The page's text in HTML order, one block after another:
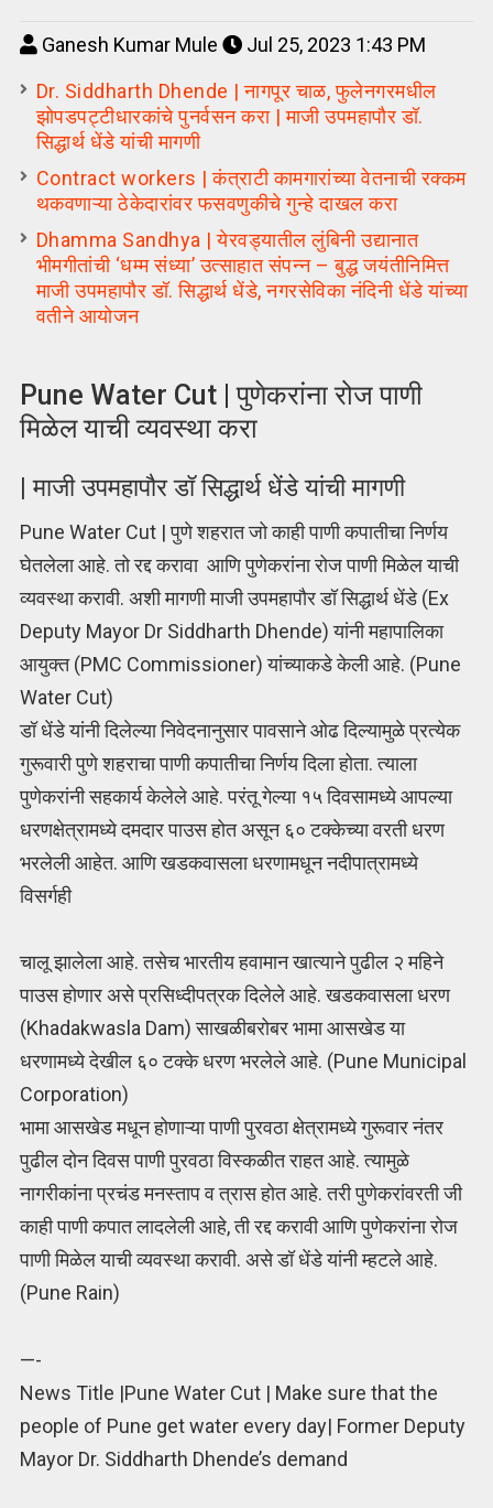
Ganesh Kumar Mule
Jul 25, 2023 1:43 PM
Dr. Siddharth Dhende | नागपूर चाळ, फुलेनगरमधील
झोपडपट्टीधारकांचे पुनर्वसन करा | माजी उपमहापौर डॉ.
सिद्धार्थ धेंडे यांची मागणी
Contract workers | कंत्राटी कामगारांच्या वेतनाची रक्कम
थकवणाऱ्या ठेकेदारांवर फसवणुकीचे गुन्हे दाखल करा
Dhamma Sandhya | येरवड्यातील लुंबिनी उद्यानात
भीमगीतांची ‘धम्म संध्या’ उत्साहात संपन्न – बुद्ध जयंतीनिमित्त
माजी उपमहापौर डॉ. सिद्धार्थ धेंडे, नगरसेविका नंदिनी धेंडे यांच्या
वतीने आयोजन
Pune Water Cut | पुणेकरांना रोज पाणी
मिळेल याची व्यवस्था करा
| माजी उपमहापौर डॉ सिद्धार्थ धेंडे यांची मागणी
Pune Water Cut | पुणे शहरात जो काही पाणी कपातीचा निर्णय
घेतलेला आहे. तो रद्द करावा आणि पुणेकरांना रोज पाणी मिळेल याची
व्यवस्था करावी. अशी मागणी माजी उपमहापौर डॉ सिद्धार्थ धेंडे (Ex
Deputy Mayor Dr Siddharth Dhende) यांनी महापालिका
आयुक्त (PMC Commissioner) यांच्याकडे केली आहे. (Pune
Water Cut)
डॉ धेंडे यांनी दिलेल्या निवेदनानुसार पावसाने ओढ दिल्यामुळे प्रत्येक
गुरूवारी पुणे शहराचा पाणी कपातीचा निर्णय दिला होता. त्याला
पुणेकरांनी सहकार्य केलेले आहे. परंतू गेल्या १५ दिवसामध्ये आपल्या
धरणक्षेत्रामध्ये दमदार पाउस होत असून ६० टक्केच्या वरती धरण
भरलेली आहेत. आणि खडकवासला धरणामधून नदीपात्रामध्ये
विसर्गही
चालू झालेला आहे. तसेच भारतीय हवामान खात्याने पुढील २ महिने
पाउस होणार असे प्रसिध्दीपत्रक दिलेले आहे. खडकवासला धरण
(Khadakwasla Dam) साखळीबरोबर भामा आसखेड या
धरणामध्ये देखील ६० टक्के धरण भरलेले आहे. (Pune Municipal
Corporation)
भामा आसखेड मधून होणाऱ्या पाणी पुरवठा क्षेत्रामध्ये गुरूवार नंतर
पुढील दोन दिवस पाणी पुरवठा विस्कळीत राहत आहे. त्यामुळे
नागरीकांना प्रचंड मनस्ताप व त्रास होत आहे. तरी पुणेकरांवरती जी
काही पाणी कपात लादलेली आहे, ती रद्द करावी आणि पुणेकरांना रोज
पाणी मिळेल याची व्यवस्था करावी. असे डॉ धेंडे यांनी म्हटले आहे.
(Pune Rain)
—-
News Title |Pune Water Cut | Make sure that the
people of Pune get water every day| Former Deputy
Mayor Dr. Siddharth Dhende’s demand